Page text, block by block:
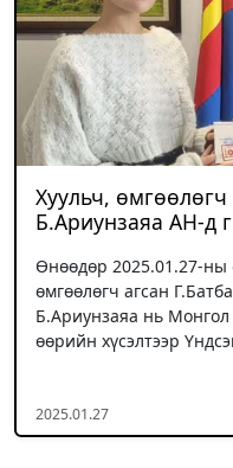
Хуульч,
Б.Ариунзаяа АН-д
Өнөөдөр 2025.01.27-
өмгөөлөгч агсан
Б.Ариунзаяа нь
өөрийн хүсэлтээр
2025.01.27